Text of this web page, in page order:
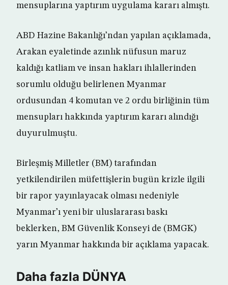
mensuplarına yaptırım uygulama kararı almıştı.
ABD Hazine Bakanlığı’ndan yapılan açıklamada,
Arakan eyaletinde azınlık nüfusun maruz
kaldığı katliam ve insan hakları ihlallerinden
sorumlu olduğu belirlenen Myanmar
ordusundan 4 komutan ve 2 ordu birliğinin tüm
mensupları hakkında yaptırım kararı alındığı
duyurulmuştu.
Birleşmiş Milletler (BM) tarafından
yetkilendirilen müfettişlerin bugün krizle ilgili
bir rapor yayınlayacak olması nedeniyle
Myanmar’ı yeni bir uluslararası baskı
beklerken, BM Güvenlik Konseyi de (BMGK)
yarın Myanmar hakkında bir açıklama yapacak.
Daha fazla DÜNYA